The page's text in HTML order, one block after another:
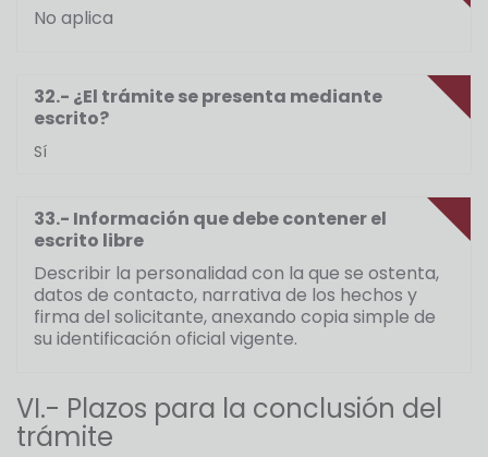
No aplica
32.- ¿El trámite se presenta mediante
escrito?
Sí
33.- Información que debe contener el
escrito libre
Describir la personalidad con la que se ostenta,
datos de contacto, narrativa de los hechos y
firma del solicitante, anexando copia simple de
su identificación oficial vigente.
VI.- Plazos para la conclusión del
trámite